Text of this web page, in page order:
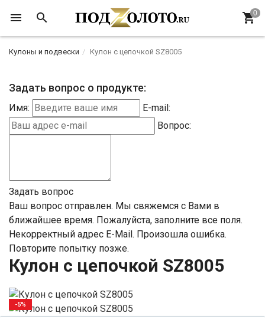
Кулоны и подвески Кулон с цепочкой SZ8005
Задать вопрос о продукте:
Имя:
E-mail:
Вопрос:
Задать вопрос
Ваш вопрос отправлен. Мы свяжемся с Вами в
ближайшее время. Пожалуйста, заполните все поля.
Некорректный адрес E-Mail. Произошла ошибка.
Повторите попытку позже.
Кулон с цепочкой SZ8005
-5%